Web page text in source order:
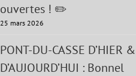
ouvertes ! ✏️
25 mars 2026
PONT-DU-CASSE D’HIER &
D’AUJOURD’HUI : Bonnel